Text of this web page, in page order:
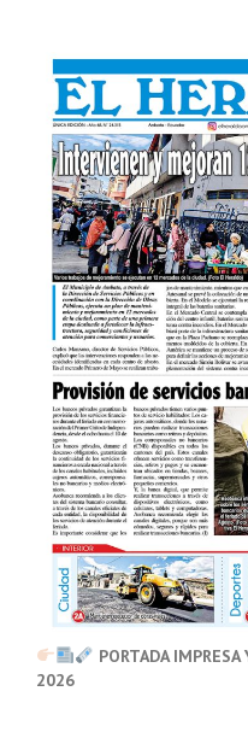
PORTADA
2026